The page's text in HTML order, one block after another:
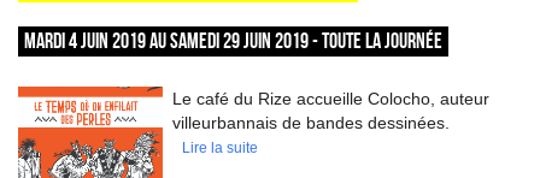
MARDI 4 JUIN 2019 AU SAMEDI 29 JUIN 2019 - TOUTE LA JOURNÉE
Le café du Rize accueille Colocho, auteur
villeurbannais de bandes dessinées.
Lire la suite